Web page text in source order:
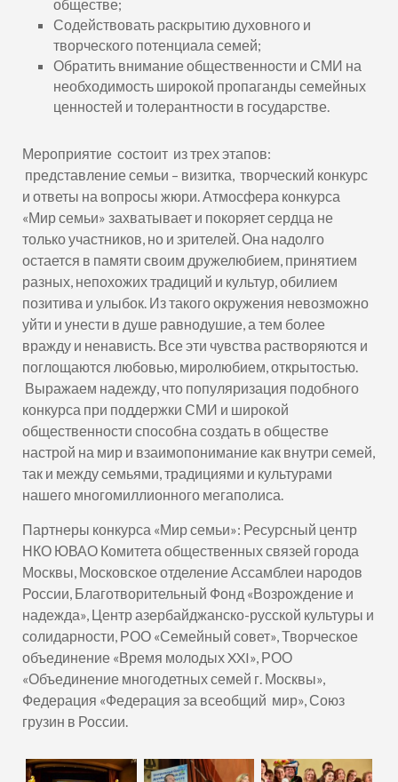
обществе;
Содействовать раскрытию духовного и
творческого потенциала семей;
Обратить внимание общественности и СМИ на
необходимость широкой пропаганды семейных
ценностей и толерантности в государстве.
Мероприятие состоит из трех этапов:
представление семьи – визитка, творческий конкурс
и ответы на вопросы жюри. Атмосфера конкурса
«Мир семьи» захватывает и покоряет сердца не
только участников, но и зрителей. Она надолго
остается в памяти своим дружелюбием, принятием
разных, непохожих традиций и культур, обилием
позитива и улыбок. Из такого окружения невозможно
уйти и унести в душе равнодушие, а тем более
вражду и ненависть. Все эти чувства растворяются и
поглощаются любовью, миролюбием, открытостью.
Выражаем надежду, что популяризация подобного
конкурса при поддержки СМИ и широкой
общественности способна создать в обществе
настрой на мир и взаимопонимание как внутри семей,
так и между семьями, традициями и культурами
нашего многомиллионного мегаполиса.
Партнеры конкурса «Мир семьи»: Ресурсный центр
НКО ЮВАО Комитета общественных связей города
Москвы, Московское отделение Ассамблеи народов
России, Благотворительный Фонд «Возрождение и
надежда», Центр азербайджанско-русской культуры и
солидарности, РОО «Семейный совет», Творческое
объединение «Время молодых XXI», РОО
«Объединение многодетных семей г. Москвы»,
Федерация «Федерация за всеобщий мир», Союз
грузин в России.